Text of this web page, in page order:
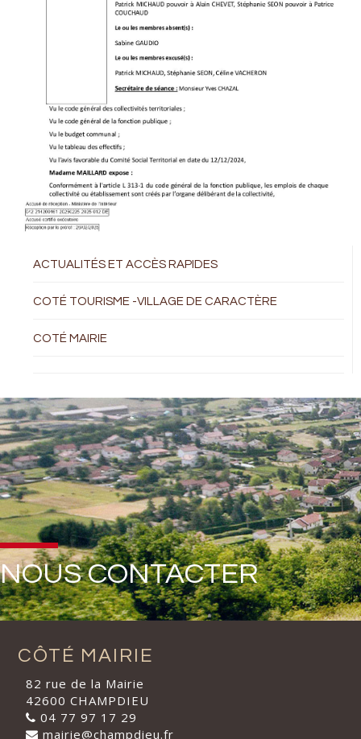
ACTUALITÉS ET ACCÈS RAPIDES
COTÉ TOURISME -VILLAGE DE CARACTÈRE
COTÉ MAIRIE
NOUS CONTACTER
CÔTÉ MAIRIE
82 rue de la Mairie
42600 CHAMPDIEU
04 77 97 17 29
mairie@champdieu.fr